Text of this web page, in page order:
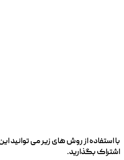
با استفاده از روش های زیر می توانید
اشتراک بگذارید.